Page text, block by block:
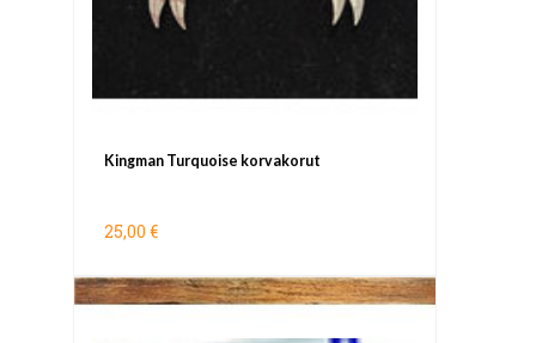
Kingman Turquoise korvakorut
25,00 €